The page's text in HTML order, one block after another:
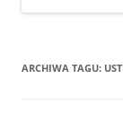
ARCHIWA TAGU: